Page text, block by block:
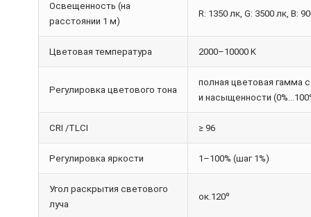
Освещенность (на
расстоянии 1 м)
R: 1350 лк, G: 3500 лк, B:
Цветовая температура 2000–10000 K
Регулировка цветового тона
полная цветовая гамма
и насыщенности
CRI /TLCI ≥ 96
Регулировка яркости 1–100% (шаг 1%)
Угол раскрытия светового
луча
ок.120º